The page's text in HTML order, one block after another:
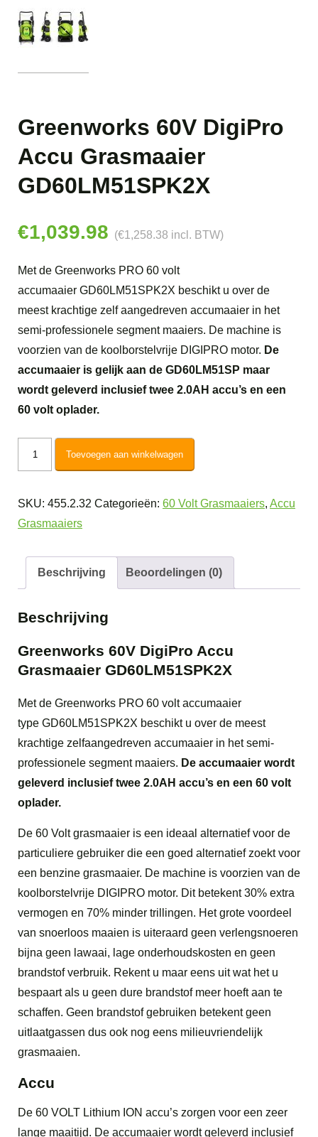
Greenworks 60V DigiPro
Accu Grasmaaier
GD60LM51SPK2X
€1,039.98 (€1,258.38 incl. BTW)
Met de Greenworks PRO 60 volt
accumaaier GD60LM51SPK2X beschikt u over de
meest krachtige zelf aangedreven accumaaier in het
semi-professionele segment maaiers. De machine is
voorzien van de koolborstelvrije DIGIPRO motor. De
accumaaier is gelijk aan de GD60LM51SP maar
wordt geleverd inclusief twee 2.0AH accu’s en een
60 volt oplader.
Accu
Grasmaaier
aantal
Toevoegen aan winkelwagen
SKU: 455.2.32 Categorieën: 60 Volt Grasmaaiers, Accu
Grasmaaiers
Beschrijving Beoordelingen (0)
Beschrijving
Greenworks 60V DigiPro Accu
Grasmaaier GD60LM51SPK2X
Met de Greenworks PRO 60 volt accumaaier
type GD60LM51SPK2X beschikt u over de meest
krachtige zelfaangedreven accumaaier in het semi-
professionele segment maaiers. De accumaaier wordt
geleverd inclusief twee 2.0AH accu’s en een 60 volt
oplader.
De 60 Volt grasmaaier is een ideaal alternatief voor de
particuliere gebruiker die een goed alternatief zoekt voor
een benzine grasmaaier. De machine is voorzien van de
koolborstelvrije DIGIPRO motor. Dit betekent 30% extra
vermogen en 70% minder trillingen. Het grote voordeel
van snoerloos maaien is uiteraard geen verlengsnoeren
bijna geen lawaai, lage onderhoudskosten en geen
brandstof verbruik. Rekent u maar eens uit wat het u
bespaart als u geen dure brandstof meer hoeft aan te
schaffen. Geen brandstof gebruiken betekent geen
uitlaatgassen dus ook nog eens milieuvriendelijk
grasmaaien.
Accu
De 60 VOLT Lithium ION accu’s zorgen voor een zeer
lange maaitijd. De accumaaier wordt geleverd inclusief